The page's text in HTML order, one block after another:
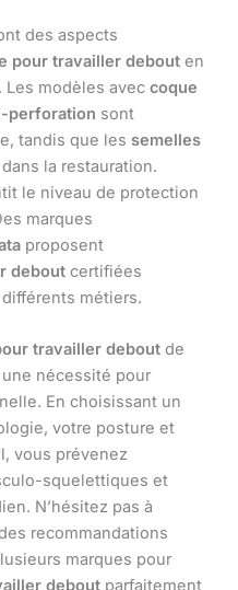
des aspects
pour travailler debout en
modèles avec coque
perforation sont
tandis que les semelles
la restauration.
le niveau de protection
marques
proposent
debout certifiées
métiers.
travailler debout de
nécessité pour
En choisissant un
votre posture et
vous prévenez
squelettiques et
N’hésitez pas à
recommandations
marques pour